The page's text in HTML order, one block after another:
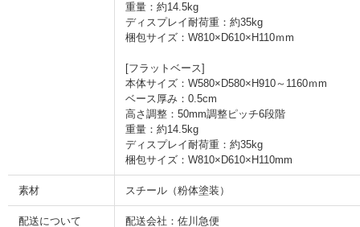
重量：約14.5kg
ディスプレイ耐荷重：約35kg
梱包サイズ：W810×D610×H110ｍm
[フラットベース]
本体サイズ：W580×D580×H910～1160ｍm
ベース厚み：0.5cm
高さ調整：50mm調整ピッチ6段階
重量：約14.5kg
ディスプレイ耐荷重：約35kg
梱包サイズ：W810×D610×H110mm
素材 スチール（粉体塗装）
配送について
配送会社：佐川急便